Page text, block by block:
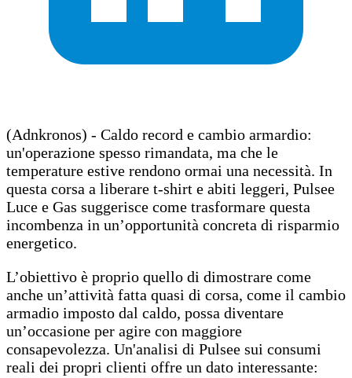
(Adnkronos) - Caldo record e cambio armardio:
un'operazione spesso rimandata, ma che le
temperature estive rendono ormai una necessità. In
questa corsa a liberare t-shirt e abiti leggeri, Pulsee
Luce e Gas suggerisce come trasformare questa
incombenza in un’opportunità concreta di risparmio
energetico.
L’obiettivo è proprio quello di dimostrare come
anche un’attività fatta quasi di corsa, come il cambio
armadio imposto dal caldo, possa diventare
un’occasione per agire con maggiore
consapevolezza. Un'analisi di Pulsee sui consumi
reali dei propri clienti offre un dato interessante: